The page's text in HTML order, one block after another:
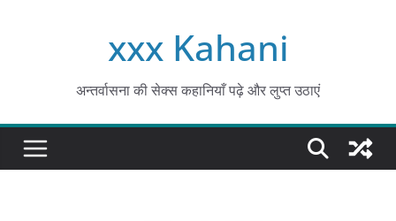
xxx Kahani
अन्तर्वासना की सेक्स कहानियाँ पढ़े और लुप्त उठाएं